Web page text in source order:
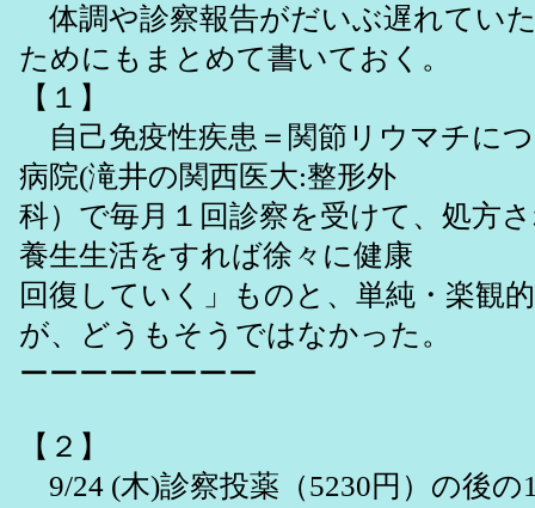
体調や診察報告がだいぶ遅れてい
ためにもまとめて書いておく。
【１】
自己免疫性疾患＝関節リウマチに
病院(滝井の関西医大:整形外
科）で毎月１回診察を受けて、処方
養生生活をすれば徐々に健康
回復していく」ものと、単純・楽観
が、どうもそうではなかった。
ーーーーーーーー
【２】
9/24 (木)診察投薬（5230円）の後の